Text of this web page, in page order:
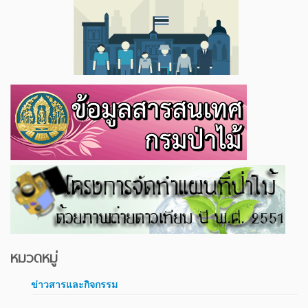
หมวดหมู่
ข่าวสารและกิจกรรม